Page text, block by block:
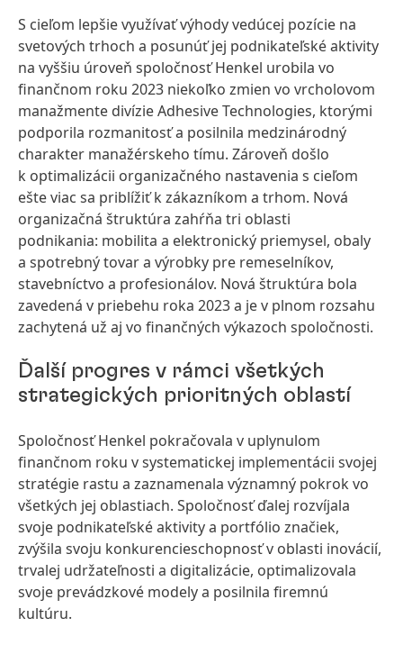
S cieľom lepšie využívať výhody vedúcej pozície na
svetových trhoch a posunúť jej podnikateľské aktivity
na vyššiu úroveň spoločnosť Henkel urobila vo
finančnom roku 2023 niekoľko zmien vo vrcholovom
manažmente divízie Adhesive Technologies, ktorými
podporila rozmanitosť a posilnila medzinárodný
charakter manažérskeho tímu. Zároveň došlo
k optimalizácii organizačného nastavenia s cieľom
ešte viac sa priblížiť k zákazníkom a trhom. Nová
organizačná štruktúra zahŕňa tri oblasti
podnikania: mobilita a elektronický priemysel, obaly
a spotrebný tovar a výrobky pre remeselníkov,
stavebníctvo a profesionálov. Nová štruktúra bola
zavedená v priebehu roka 2023 a je v plnom rozsahu
zachytená už aj vo finančných výkazoch spoločnosti.
Ďalší progres v rámci všetkých
strategických prioritných oblastí
Spoločnosť Henkel pokračovala v uplynulom
finančnom roku v systematickej implementácii svojej
stratégie rastu a zaznamenala významný pokrok vo
všetkých jej oblastiach. Spoločnosť ďalej rozvíjala
svoje podnikateľské aktivity a portfólio značiek,
zvýšila svoju konkurencieschopnosť v oblasti inovácií,
trvalej udržateľnosti a digitalizácie, optimalizovala
svoje prevádzkové modely a posilnila firemnú
kultúru.